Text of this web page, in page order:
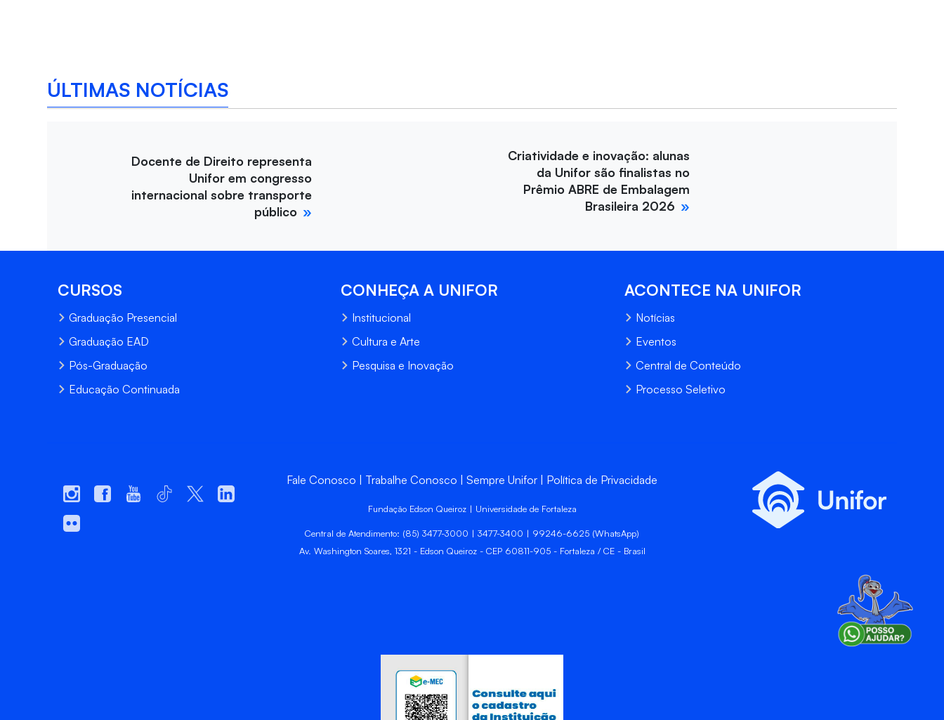
ÚLTIMAS NOTÍCIAS
Docente de Direito representa
Unifor em congresso
internacional sobre transporte
público
Criatividade e inovação: alunas
da Unifor são finalistas no
Prêmio ABRE de Embalagem
Brasileira 2026
CURSOS
Graduação Presencial
Graduação EAD
Pós-Graduação
Educação Continuada
CONHEÇA A UNIFOR
Institucional
Cultura e Arte
Pesquisa e Inovação
ACONTECE NA UNIFOR
Notícias
Eventos
Central de Conteúdo
Processo Seletivo
Fale Conosco Trabalhe Conosco Sempre Unifor Política de Privacidade
Fundação Edson Queiroz | Universidade de Fortaleza
Central de Atendimento: (85) 3477-3000 | 3477-3400 | 99246-6625 (WhatsApp)
Av. Washington Soares, 1321 - Edson Queiroz - CEP 60811-905 - Fortaleza / CE - Brasil